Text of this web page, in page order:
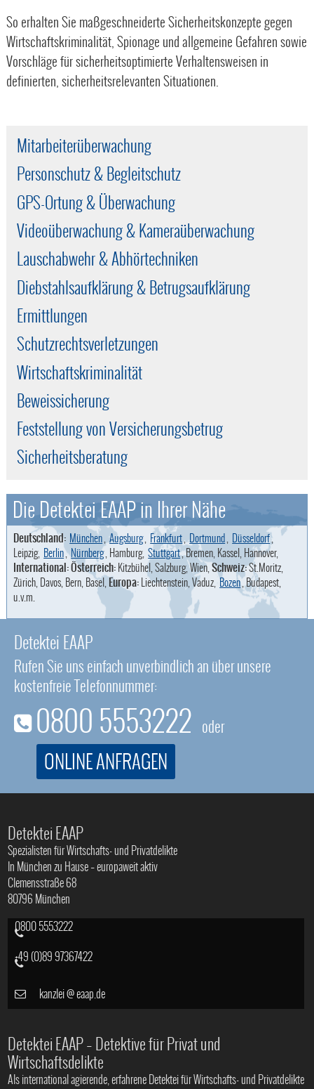
So erhalten Sie maßgeschneiderte Sicherheitskonzepte gegen
Wirtschaftskriminalität, Spionage und allgemeine Gefahren sowie
Vorschläge für sicherheitsoptimierte Verhaltensweisen in
definierten, sicherheitsrelevanten Situationen.
Mitarbeiterüberwachung
Personschutz & Begleitschutz
GPS-Ortung & Überwachung
Videoüberwachung & Kameraüberwachung
Lauschabwehr & Abhörtechniken
Diebstahlsaufklärung & Betrugsaufklärung
Ermittlungen
Schutzrechtsverletzungen
Wirtschaftskriminalität
Beweissicherung
Feststellung von Versicherungsbetrug
Sicherheitsberatung
Die Detektei EAAP in Ihrer Nähe
Deutschland: München, Augsburg, Frankfurt,Dortmund, Düsseldorf,
Leipzig, Berlin,Nürnberg, Hamburg, Stuttgart, Bremen, Kassel, Hannover,
International: Österreich:Kitzbühel, Salzburg, Wien,Schweiz:St.Moritz,
Zürich, Davos, Bern, Basel,Europa:Liechtenstein, Vaduz, Bozen, Budapest,
u.v.m.
Detektei EAAP
Rufen Sie uns einfach unverbindlich an über unsere
kostenfreie Telefonnummer:
0800 5553222 oder
ONLINE ANFRAGEN
Detektei EAAP
Spezialisten für Wirtschafts- und Privatdelikte
In München zu Hause – europaweit aktiv
Clemensstraße 68
80796 München
0800 5553222
+49 (0)89 97367422
kanzlei@eaap.de
Detektei EAAP – Detektive für Privat und
Wirtschaftsdelikte
Als international agierende, erfahrene Detektei für Wirtschafts- und Privatdelikte